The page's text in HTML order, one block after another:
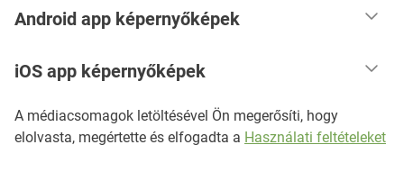
Android app képernyőképek
iOS app képernyőképek
A médiacsomagok letöltésével Ön megerősíti, hogy
elolvasta, megértette és elfogadta a Használati feltételeket